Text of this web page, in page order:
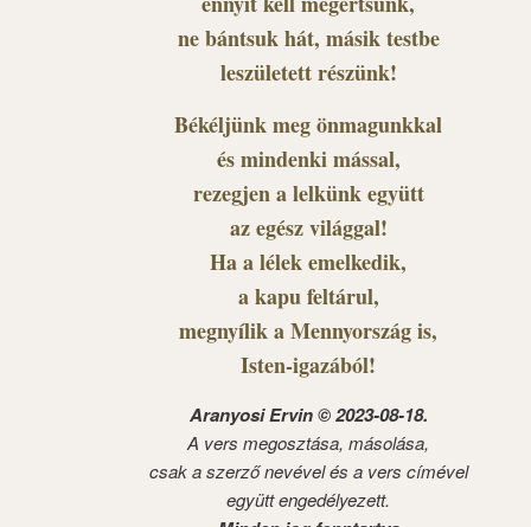
ne bántsuk hát, másik testbe
leszületett részünk!
Békéljünk meg önmagunkkal
és mindenki mással,
rezegjen a lelkünk együtt
az egész világgal!
Ha a lélek emelkedik,
a kapu feltárul,
megnyílik a Mennyország is,
Isten-igazából!
Aranyosi Ervin © 2023-08-18.
A vers megosztása, másolása,
csak a szerző nevével és a vers címével
együtt engedélyezett.